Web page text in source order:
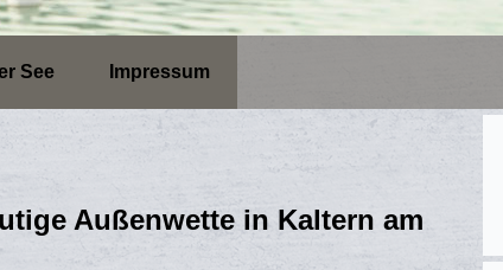
See Impressum
Außenwette in Kaltern am